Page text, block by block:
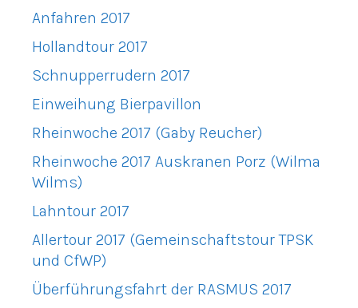
Anfahren 2017
Hollandtour 2017
Schnupperrudern 2017
Einweihung Bierpavillon
Rheinwoche 2017 (Gaby Reucher)
Rheinwoche 2017 Auskranen Porz (Wilma
Wilms)
Lahntour 2017
Allertour 2017 (Gemeinschaftstour TPSK
und CfWP)
Überführungsfahrt der RASMUS 2017